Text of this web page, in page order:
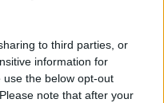
to third parties, or
information for
the below opt-out
note that after your
μετώπου, του
αυλάκων
όγκο στα
μαύρους κύκλους